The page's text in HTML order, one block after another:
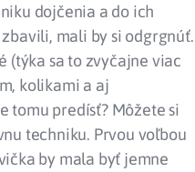
dojčenia a do ich
mali by si odgrgnúť.
(týka sa to zvyčajne viac
kolikami a aj
tomu predísť? Môžete si
techniku. Prvou voľbou
by mala byť jemne